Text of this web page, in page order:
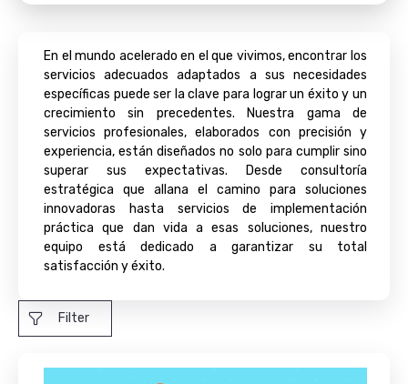
En el mundo acelerado en el que vivimos, encontrar los
servicios adecuados adaptados a sus necesidades
específicas puede ser la clave para lograr un éxito y un
crecimiento sin precedentes. Nuestra gama de
servicios profesionales, elaborados con precisión y
experiencia, están diseñados no solo para cumplir sino
superar sus expectativas. Desde consultoría
estratégica que allana el camino para soluciones
innovadoras hasta servicios de implementación
práctica que dan vida a esas soluciones, nuestro
equipo está dedicado a garantizar su total
satisfacción y éxito.
Filter